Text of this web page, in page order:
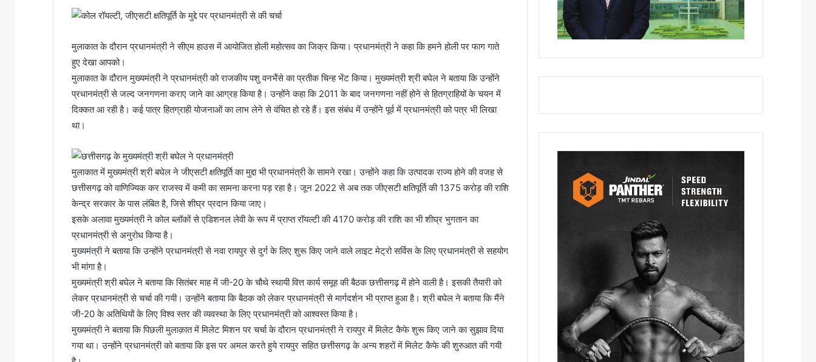
मुलाकात के दौरान प्रधानमंत्री ने सीएम हाउस में आयोजित होली महोत्सव का जिक्र किया। प्रधानमंत्री ने कहा कि हमने होली पर फाग गाते
हुए देखा आपको।
मुलाकात के दौरान मुख्यमंत्री ने प्रधानमंत्री को राजकीय पशु वनभैंसे का प्रतीक चिन्ह भेंट किया। मुख्यमंत्री श्री बघेल ने बताया कि उन्होंने
प्रधानमंत्री से जल्द जनगणना कराए जाने का आग्रह किया है। उन्होंने कहा कि 2011 के बाद जनगणना नहीं होने से हितग्राहियों के चयन में
दिक्कत आ रही है। कई पात्र हितग्राही योजनाओं का लाभ लेने से वंचित हो रहे हैं। इस संबंध में उन्होंने पूर्व में प्रधानमंत्री को पत्र भी लिखा
था।
मुलाकात में मुख्यमंत्री श्री बघेल ने जीएसटी क्षतिपूर्ति का मुद्दा भी प्रधानमंत्री के सामने रखा। उन्होंने कहा कि उत्पादक राज्य होने की वजह से
छत्तीसगढ़ को वाणिज्यिक कर राजस्व में कमी का सामना करना पड़ रहा है। जून 2022 से अब तक जीएसटी क्षतिपूर्ति की 1375 करोड़ की राशि
केन्द्र सरकार के पास लंबित है, जिसे शीघ्र प्रदान किया जाए।
इसके अलावा मुख्यमंत्री ने कोल ब्लॉकों से एडिशनल लेवी के रूप में प्राप्त रॉयल्टी की 4170 करोड़ की राशि का भी शीघ्र भुगतान का
प्रधानमंत्री से अनुरोध किया है।
मुख्यमंत्री ने बताया कि उन्होंने प्रधानमंत्री से नवा रायपुर से दुर्ग के लिए शुरू किए जाने वाले लाइट मेट्रो सर्विस के लिए प्रधानमंत्री से सहयोग
भी मांगा है।
मुख्यमंत्री श्री बघेल ने बताया कि सितंबर माह में जी-20 के चौथे स्थायी वित्त कार्य समूह की बैठक छत्तीसगढ़ में होने वाली है। इसकी तैयारी को
लेकर प्रधानमंत्री से चर्चा की गयी। उन्होंने बताया कि बैठक को लेकर प्रधानमंत्री से मार्गदर्शन भी प्राप्त हुआ है। श्री बघेल ने बताया कि मैंने
जी-20 के अतिथियों के लिए विश्व स्तर की व्यवस्था के लिए प्रधानमंत्री को आश्वस्त किया है।
मुख्यमंत्री ने बताया कि पिछली मुलाक़ात में मिलेट मिशन पर चर्चा के दौरान प्रधानमंत्री ने रायपुर में मिलेट कैफे शुरू किए जाने का सुझाव दिया
गया था। उन्होंने प्रधानमंत्री को बताया कि इस पर अमल करते हुये रायपुर सहित छत्तीसगढ़ के अन्य शहरों में मिलेट कैफे की शुरुआत की गयी